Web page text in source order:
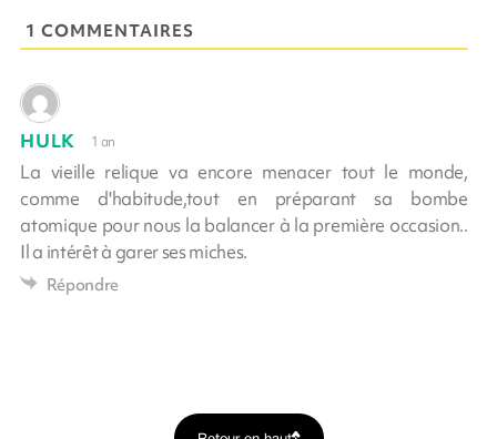
1 COMMENTAIRES
HULK 1 an
La vieille relique va encore menacer tout le monde,
comme d'habitude,tout en préparant sa bombe
atomique pour nous la balancer à la première occasion..
Il a intérêt à garer ses miches.
Répondre